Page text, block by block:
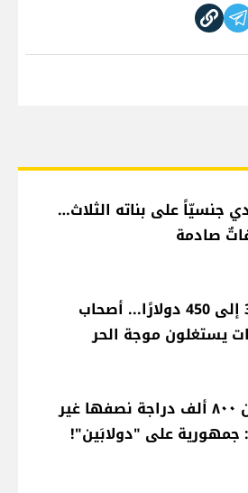
جنسيّاً على بناته الثلاث…
صادمة
من 300 إلى 450 دولارًا... أصحاب
يستغلون موجة الحر
أكثر من ٨٠٠ ألف دراجة نصفها غير
على "دولابَين"!